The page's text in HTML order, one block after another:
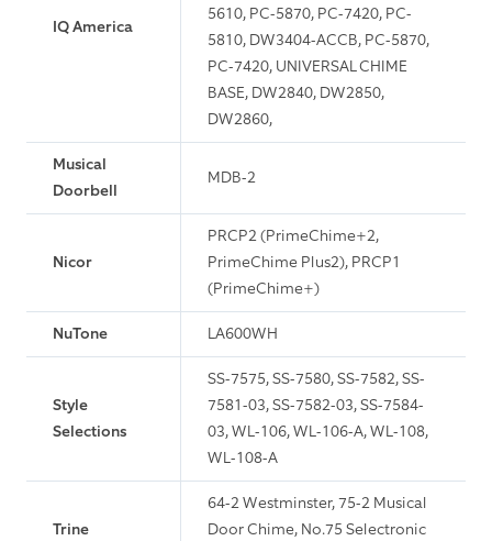
IQ America
5610, PC-5870, PC-7420, PC-
5810, DW3404-ACCB, PC-5870,
PC-7420, UNIVERSAL CHIME
BASE, DW2840, DW2850,
DW2860,
Musical
Doorbell
MDB-2
Nicor
PRCP2 (PrimeChime+2,
PrimeChime Plus2), PRCP1
(PrimeChime+)
NuTone LA600WH
Style
Selections
SS-7575, SS-7580, SS-7582, SS-
7581-03, SS-7582-03, SS-7584-
03, WL-106, WL-106-A, WL-108,
WL-108-A
Trine
64-2 Westminster, 75-2 Musical
Door Chime, No.75 Selectronic